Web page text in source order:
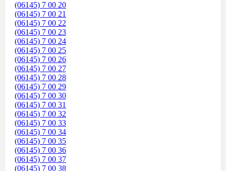
(06145) 7 00 20
(06145) 7 00 21
(06145) 7 00 22
(06145) 7 00 23
(06145) 7 00 24
(06145) 7 00 25
(06145) 7 00 26
(06145) 7 00 27
(06145) 7 00 28
(06145) 7 00 29
(06145) 7 00 30
(06145) 7 00 31
(06145) 7 00 32
(06145) 7 00 33
(06145) 7 00 34
(06145) 7 00 35
(06145) 7 00 36
(06145) 7 00 37
(06145) 7 00 38